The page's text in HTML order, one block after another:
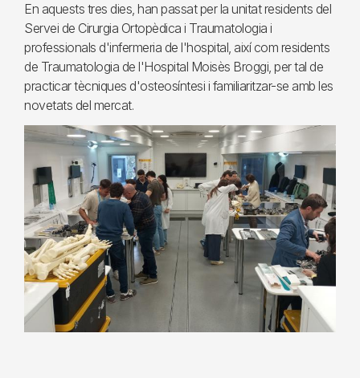
En aquests tres dies, han passat per la unitat residents del
Servei de Cirurgia Ortopèdica i Traumatologia i
professionals d'infermeria de l'hospital, així com residents
de Traumatologia de l'Hospital Moisès Broggi, per tal de
practicar tècniques d'osteosíntesi i familiaritzar-se amb les
novetats del mercat.